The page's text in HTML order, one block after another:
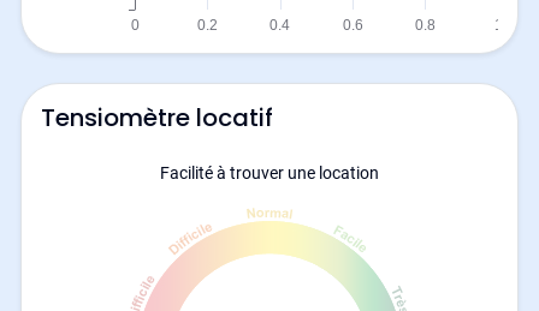
Tensiomètre locatif
Facilité à trouver une location